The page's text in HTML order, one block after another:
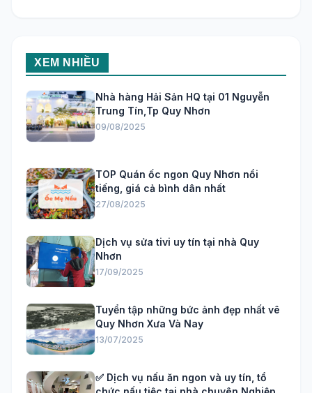
XEM NHIỀU
Nhà hàng Hải Sản HQ tại 01 Nguyễn
Trung Tín,Tp Quy Nhơn
09/08/2025
TOP Quán ốc ngon Quy Nhơn nổi
tiếng, giá cả bình dân nhất
27/08/2025
Dịch vụ sửa tivi uy tín tại nhà Quy
Nhơn
17/09/2025
Tuyển tập những bức ảnh đẹp nhất vê
Quy Nhơn Xưa Và Nay
13/07/2025
✅ Dịch vụ nấu ăn ngon và uy tín, tổ